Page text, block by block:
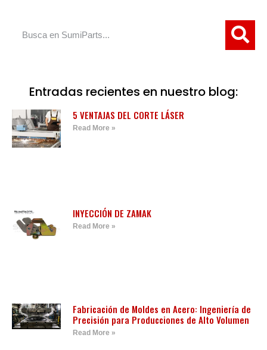
Entradas recientes en nuestro blog:
5 VENTAJAS DEL CORTE LÁSER
Read More »
INYECCIÓN DE ZAMAK
Read More »
Fabricación de Moldes en Acero: Ingeniería de
Precisión para Producciones de Alto Volumen
Read More »